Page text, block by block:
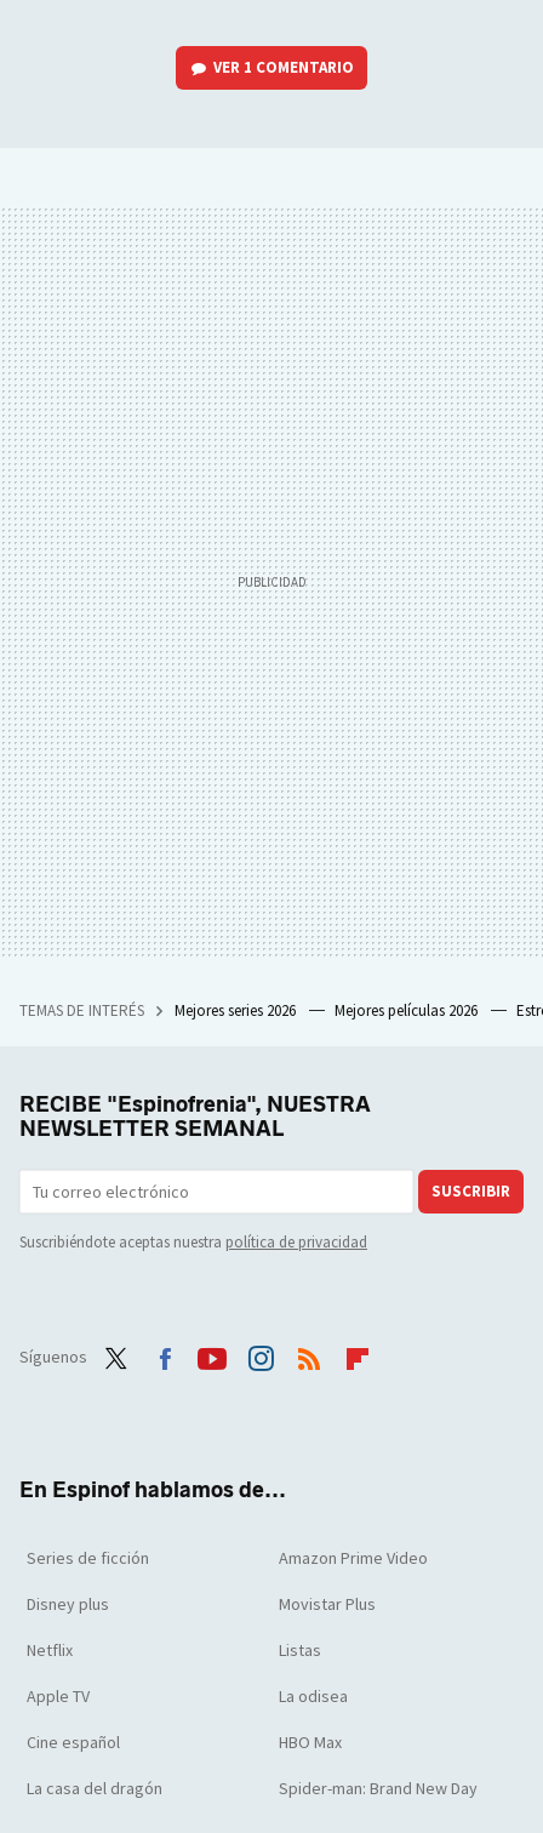
VER 1 COMENTARIO
TEMAS DE INTERÉS Mejores series 2026 Mejores películas 2026
RECIBE "Espinofrenia", NUESTRA
NEWSLETTER SEMANAL
SUSCRIBIR
Suscribiéndote aceptas nuestra política de privacidad
Síguenos
En Espinof hablamos de...
Series de ficción Amazon Prime Video
Disney plus Movistar Plus
Netflix Listas
Apple TV La odisea
Cine español HBO Max
La casa del dragón Spider-man: Brand New Day